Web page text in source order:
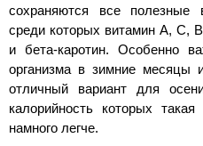
сохраняются все полезные
среди которых витамин A, C,
и бета-каротин. Особенно
организма в зимние
отличный вариант для
калорийность которых
намного легче.